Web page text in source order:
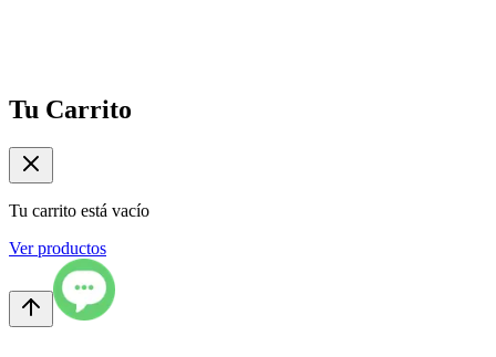
Tu Carrito
Tu carrito está vacío
Ver productos